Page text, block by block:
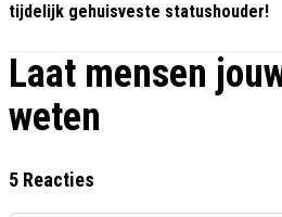
tijdelijk gehuisveste statushouder!
Laat mensen
weten
5 Reacties